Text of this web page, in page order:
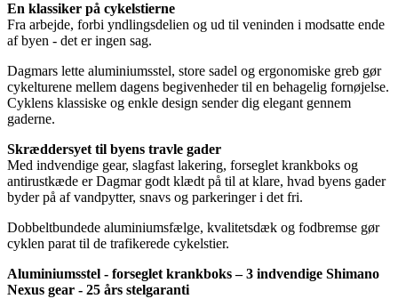
En klassiker på cykelstierne
Fra arbejde, forbi yndlingsdelien og ud til veninden i modsatte ende
af byen - det er ingen sag.
Dagmars lette aluminiumsstel, store sadel og ergonomiske greb gør
cykelturene mellem dagens begivenheder til en behagelig fornøjelse.
Cyklens klassiske og enkle design sender dig elegant gennem
gaderne.
Skræddersyet til byens travle gader
Med indvendige gear, slagfast lakering, forseglet krankboks og
antirustkæde er Dagmar godt klædt på til at klare, hvad byens gader
byder på af vandpytter, snavs og parkeringer i det fri.
Dobbeltbundede aluminiumsfælge, kvalitetsdæk og fodbremse gør
cyklen parat til de trafikerede cykelstier.
Aluminiumsstel - forseglet krankboks – 3 indvendige Shimano
Nexus gear - 25 års stelgaranti